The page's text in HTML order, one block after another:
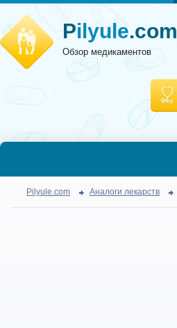
Pilyule.com
Обзор медикаментов
Pilyule.com Аналоги лекарств